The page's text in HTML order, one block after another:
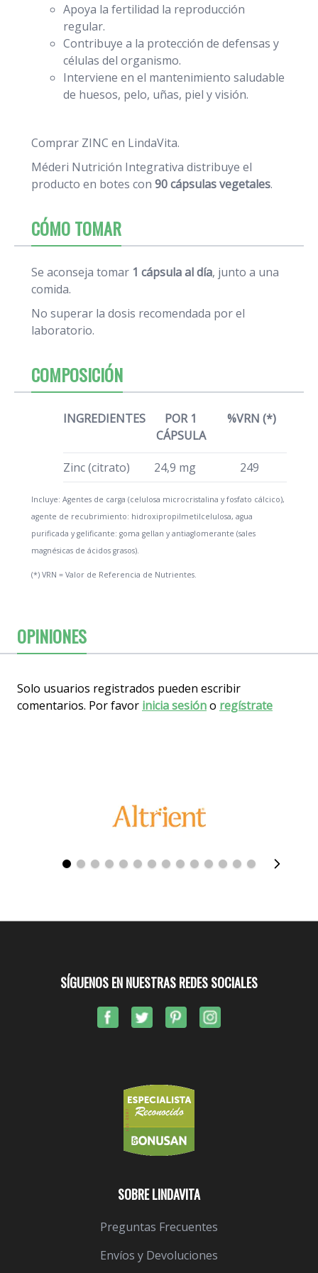
Apoya la fertilidad la reproducción
regular.
Contribuye a la protección de defensas y
células del organismo.
Interviene en el mantenimiento saludable
de huesos, pelo, uñas, piel y visión.
Comprar ZINC en LindaVita.
Méderi Nutrición Integrativa distribuye el
producto en botes con 90 cápsulas vegetales.
CÓMO TOMAR
Se aconseja tomar 1 cápsula al día, junto a una
comida.
No superar la dosis recomendada por el
laboratorio.
COMPOSICIÓN
INGREDIENTES
POR 1
CÁPSULA
%VRN (*)
Zinc (citrato) 24,9 mg 249
Incluye: Agentes de carga (celulosa microcristalina y fosfato cálcico),
agente de recubrimiento: hidroxipropilmetilcelulosa, agua
purificada y gelificante: goma gellan y antiaglomerante (sales
magnésicas de ácidos grasos).
(*) VRN = Valor de Referencia de Nutrientes.
OPINIONES
Solo usuarios registrados pueden escribir
comentarios. Por favor inicia sesióno regístrate
SOBRE LINDAVITA
Preguntas Frecuentes
Envíos y Devoluciones
SÍGUENOS EN NUESTRAS REDES SOCIALES